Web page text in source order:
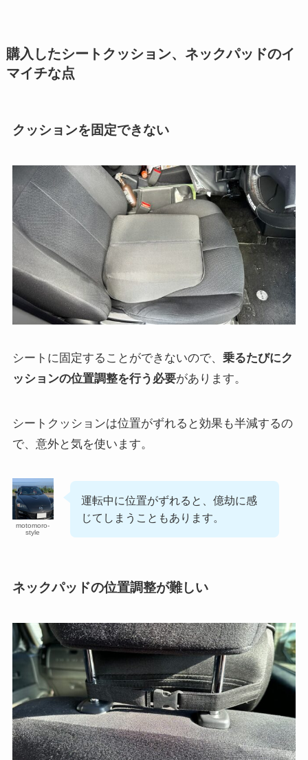
購入したシートクッション、ネックパッドのイ
マイチな点
クッションを固定できない
シートに固定することができないので、 乗るたびにク
ッションの位置調整を行う必要があります。
シートクッションは位置がずれると効果も半減するの
で、意外と気を使います。
motomoro-
style
運転中に位置がずれると、億劫に感
じてしまうこともあります。
ネックパッドの位置調整が難しい